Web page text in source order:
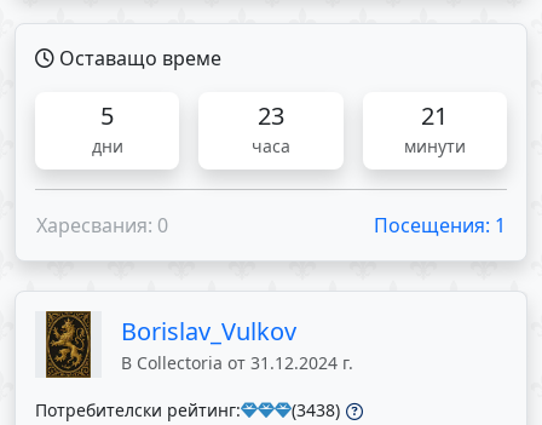
Оставащо време
5
дни
23
часа
21
минути
Харесвания: 0 Посещения: 1
Borislav_Vulkov
В Collectoria от 31.12.2024 г.
Потребителски рейтинг: (3438)